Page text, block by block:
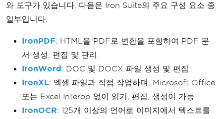
와 도구가 있습니다. 다음은 Iron Suite의 주요 구성 요소 중
일부입니다:
IronPDF: HTML을 PDF로 변환을 포함하여 PDF 문
서 생성, 편집 및 관리.
IronWord : DOC 및 DOCX 파일 생성 및 편집.
IronXL: 엑셀 파일과 직접 작업하며, Microsoft Office
또는 Excel Interop 없이 읽기, 편집, 생성이 가능.
IronOCR: 125개 이상의 언어로 이미지에서 텍스트를